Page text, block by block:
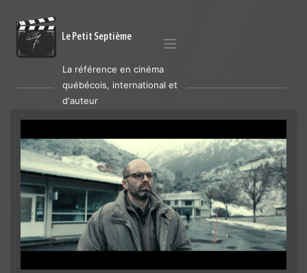
Le Petit Septième
La référence en cinéma
québécois, international et
d'auteur